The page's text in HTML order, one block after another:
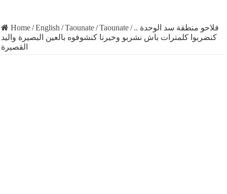
Home/English /Taounate/Taounate/ فلاحو منطقة سد الوحدة ..
كنضربوا كلمترات باش نشربو وخيرنا كنشوفوه بالعين البصيرة واليد
القصيرة